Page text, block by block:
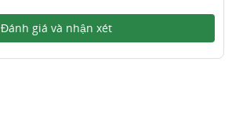
Đánh giá và nhận xét